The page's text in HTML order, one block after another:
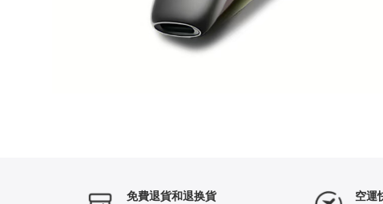
免費退貨和退换貨 空運